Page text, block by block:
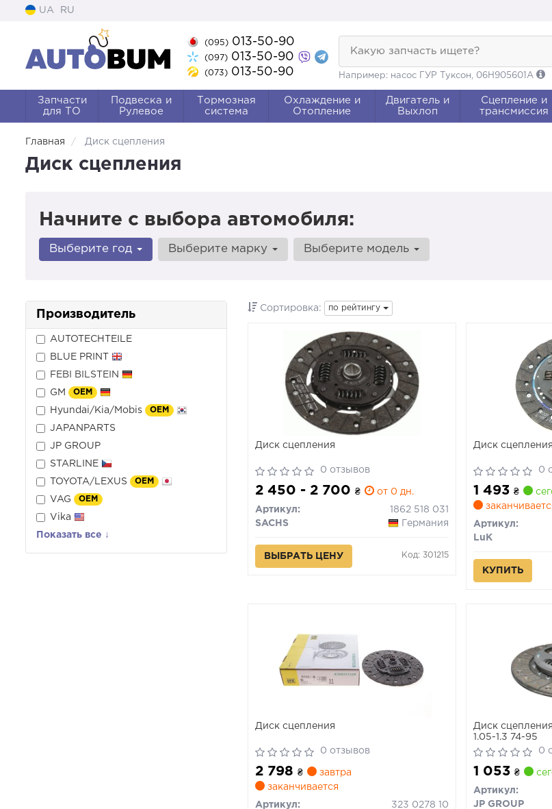
UA RU
(095)013-50-90
(097)013-50-90
(073)013-50-90
Какую запчасть ищете?
Например: насос ГУР Туксон, 06H905601A
Запчасти
для ТО
Подвеска и
Рулевое
Тормозная
система
Охлаждение и
Отопление
Двигатель и
Выхлоп
Сцепление и
трансмиссия
Главная Диск сцепления
Диск сцепления
Начните с выбора автомобиля:
Выберите год Выберите марку Выберите модель
Производитель
AUTOTECHTEILE
BLUE PRINT
FEBI BILSTEIN
GM OEM
Hyundai/Kia/Mobis OEM
JAPANPARTS
JP GROUP
STARLINE
TOYOTA/LEXUS OEM
VAG OEM
Vika
Показать все ↓
Сортировка: по рейтингу
Диск сцепления
0 отзывов
2 450 - 2 700 ₴ от 0 дн.
Артикул:
1862 518 031
SACHS
Германия
ВЫБРАТЬ ЦЕНУ Код: 301215
Диск сцепления
0
1 493₴
Артикул:
LuK
КУПИТЬ
Диск сцепления
0 отзывов
2 798 ₴
завтра
заканчивается
Артикул:
323 0278 10
Диск
1.05-1.3 74-95
0
1 053₴
Артикул:
JP GROUP